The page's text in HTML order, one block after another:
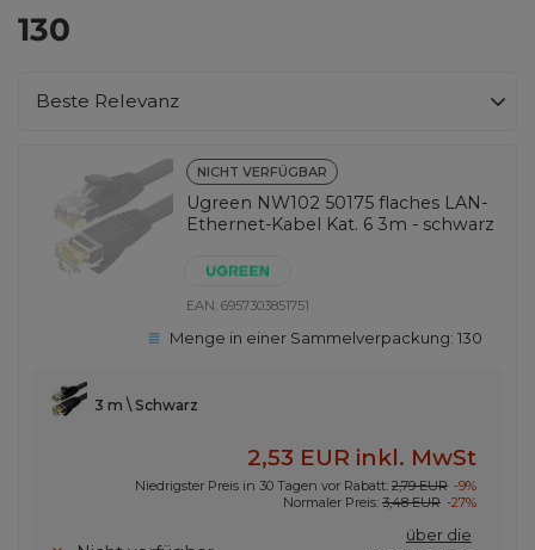
130
Sortierung ändern
Beste Relevanz
NICHT VERFÜGBAR
Ugreen NW102 50175 flaches LAN-
Ethernet-Kabel Kat. 6 3m - schwarz
EAN:6957303851751
Menge in einer Sammelverpackung:130
3 m \ Schwarz
2,53 EUR inkl. MwSt
Niedrigster Preis in 30 Tagen vor Rabatt: 2,79 EUR -9%
Normaler Preis: 3,48 EUR -27%
über die